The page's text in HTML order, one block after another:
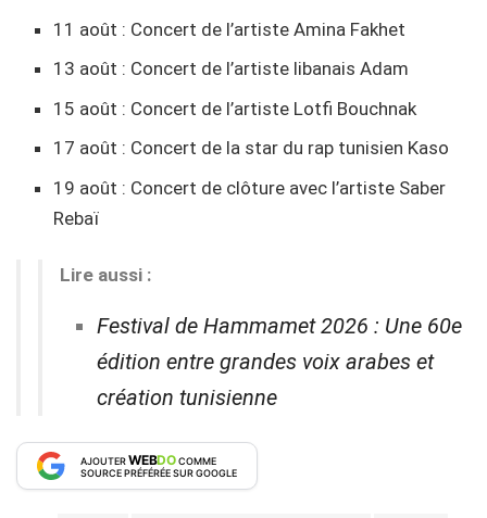
11 août : Concert de l’artiste Amina Fakhet
13 août : Concert de l’artiste libanais Adam
15 août : Concert de l’artiste Lotfi Bouchnak
17 août : Concert de la star du rap tunisien Kaso
19 août : Concert de clôture avec l’artiste Saber
Rebaï
Lire aussi :
Festival de Hammamet 2026 : Une 60e
édition entre grandes voix arabes et
création tunisienne
AJOUTERWEBDOCOMME
SOURCE PRÉFÉRÉE SUR GOOGLE